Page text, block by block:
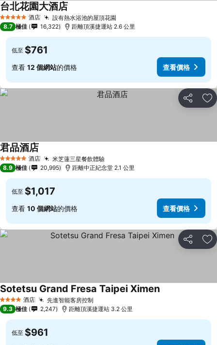
5 星級 酒店 設有熱水浴池的屋頂花園
台北花園大酒店
8.7 極佳 16,322 距離頂溪捷運站 2.6 公里
低至 $761
查看 12 個網站的價格 查看價格
分享 放
5 星級 酒店 米芝蓮三星餐飲體驗
君品酒店
8.9 極佳 20,995 距離中正紀念堂 2.1 公里
低至 $1,017
查看 10 個網站的價格 查看價格
分享 放
4 星級 酒店 先進智能客房控制
Sotetsu Grand Fresa Taipei Ximen
9.3 極佳 2,247 距離頂溪捷運站 3.2 公里
低至 $961